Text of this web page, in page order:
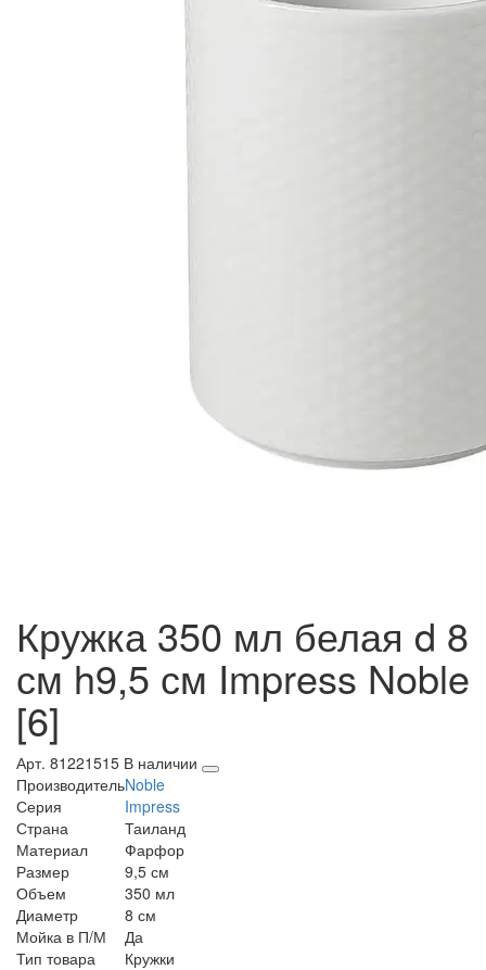
Кружка 350 мл белая d 8
см h9,5 см Impress Noble
[6]
Арт. 81221515 В наличии
ПроизводительNoble
Серия
Impress
Страна
Таиланд
Материал
Фарфор
Размер
9,5 см
Объем
350 мл
Диаметр
8 см
Мойка в П/М
Да
Тип товара
Кружки